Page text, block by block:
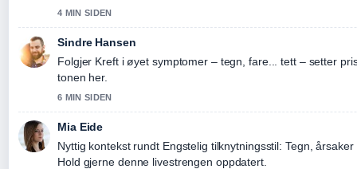
4 MIN SIDEN
Sindre Hansen
Folgjer Kreft i øyet symptomer – tegn, fare... tett – setter
tonen her.
6 MIN SIDEN
Mia Eide
Nyttig kontekst rundt Engstelig tilknytningsstil: Tegn,
Hold gjerne denne livestrengen oppdatert.